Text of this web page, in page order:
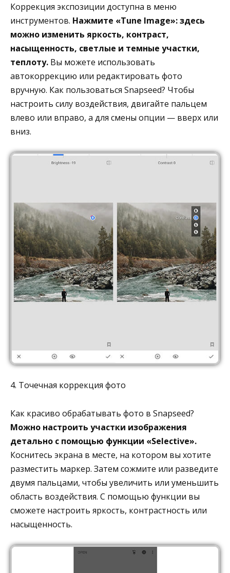
Коррекция экспозиции доступна в меню
инструментов. Нажмите «Tune Image»: здесь
можно изменить яркость, контраст,
насыщенность, светлые и темные участки,
теплоту. Вы можете использовать
автокоррекцию или редактировать фото
вручную. Как пользоваться Snapseed? Чтобы
настроить силу воздействия, двигайте пальцем
влево или вправо, а для смены опции — вверх или
вниз.
4. Точечная коррекция фото
Как красиво обрабатывать фото в Snapseed?
Можно настроить участки изображения
детально с помощью функции «Selective».
Коснитесь экрана в месте, на котором вы хотите
разместить маркер. Затем сожмите или разведите
двумя пальцами, чтобы увеличить или уменьшить
область воздействия. С помощью функции вы
сможете настроить яркость, контрастность или
насыщенность.